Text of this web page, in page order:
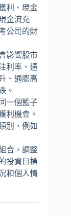
利、現金
金流充
公司的財
影響股市
利率、通
、通膨高
。
一個籃子
利機會。
別，例如
合，調整
投資目標
和個人情